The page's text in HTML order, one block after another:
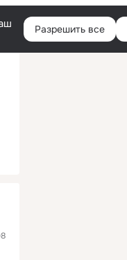
Войти
Разрешить все